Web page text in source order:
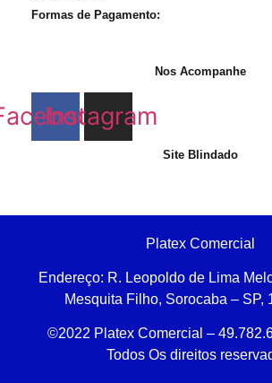
Formas de Pagamento:
Nos Acompanhe
Instagram
Site Blindado
Platex Comercial
Endereço: R. Leopoldo de Lima
Mesquita Filho, Sorocaba – SP,
©2022 Platex Comercial –
Todos Os direitos